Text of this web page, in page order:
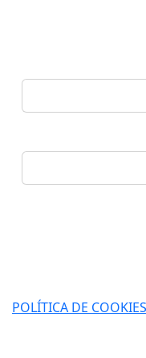
POLÍTICA DE COOKIES